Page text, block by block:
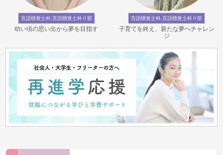
言語聴覚士科,言語聴覚士科Ⅱ部
幼い頃の思い出から夢を目指す
言語聴覚士科,言語聴覚士科Ⅱ部
子育てを終え、新たな夢へチャレン
ジ